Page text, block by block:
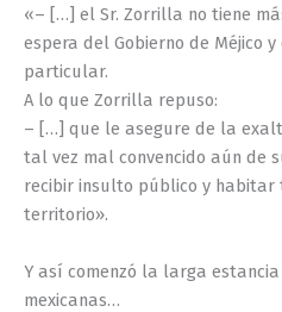
«– […] el Sr. Zorrilla no tiene
espera del Gobierno de Méjico
particular.
A lo que Zorrilla repuso:
– […] que le asegure de la
tal vez mal convencido aún de
recibir insulto público y
territorio».
Y así comenzó la larga
mexicanas…